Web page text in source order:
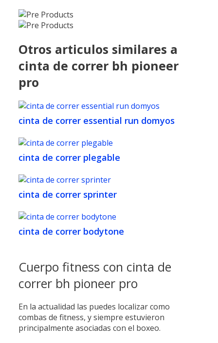
Otros articulos similares a
cinta de correr bh pioneer
pro
cinta de correr essential run domyos
cinta de correr plegable
cinta de correr sprinter
cinta de correr bodytone
Cuerpo fitness con cinta de
correr bh pioneer pro
En la actualidad las puedes localizar como
combas de fitness, y siempre estuvieron
principalmente asociadas con el boxeo.